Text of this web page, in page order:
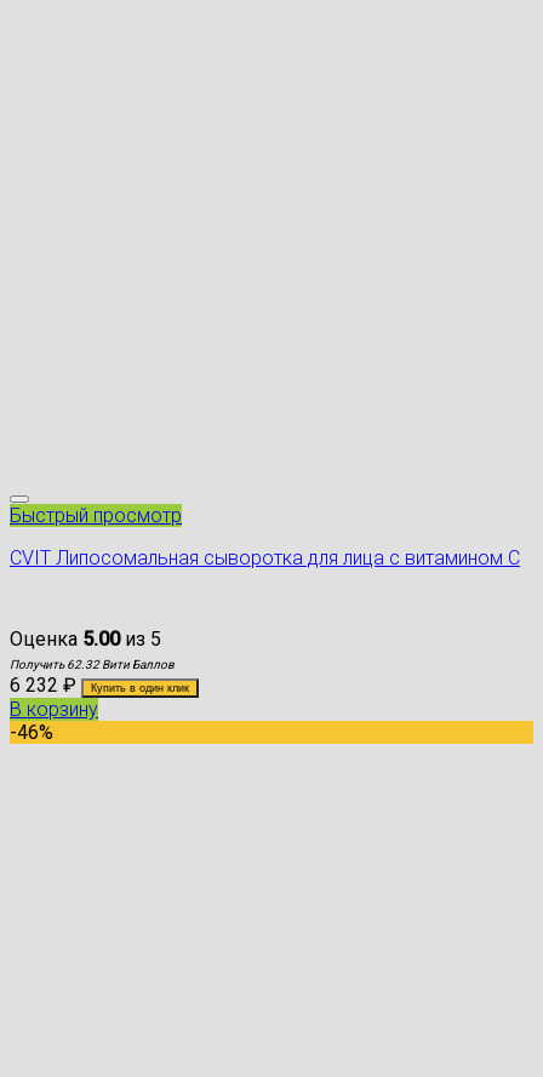
Быстрый просмотр
CVIT Липосомальная сыворотка для лица с витамином С
Оценка 5.00из 5
Получить 62.32 Вити Баллов
6 232 ₽ Купить в один клик
В корзину
-46%